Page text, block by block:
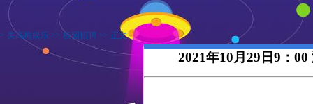
> 美高梅娱乐 >> 校园招聘 >> 正文
2021年10月29日9：